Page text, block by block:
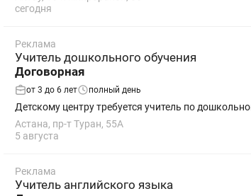
сегодня
Реклама
Учитель дошкольного обучения
Договорная
от 3 до 6 лет полный день
Детскому центру требуется учитель по
Астана, пр-т Туран, 55А
5 августа
Реклама
Учитель английского языка